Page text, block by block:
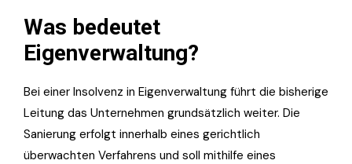
Was bedeutet
Eigenverwaltung?
Bei einer Insolvenz in Eigenverwaltung führt die bisherige
Leitung das Unternehmen grundsätzlich weiter. Die
Sanierung erfolgt innerhalb eines gerichtlich
überwachten Verfahrens und soll mithilfe eines